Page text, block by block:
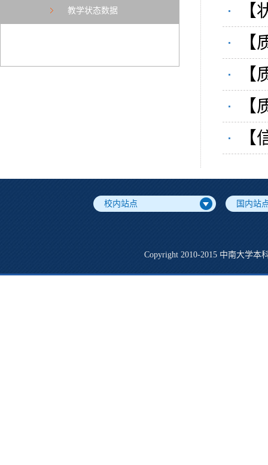
教学状态数据
学
学
校内站点 国内站
Copyright 2010-2015 中南大学